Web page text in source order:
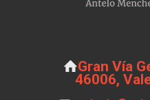
Gran Vía
46006,